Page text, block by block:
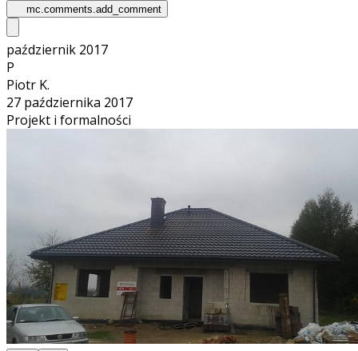
mc.comments.add_comment
październik 2017
P
Piotr K.
27 października 2017
Projekt i formalności